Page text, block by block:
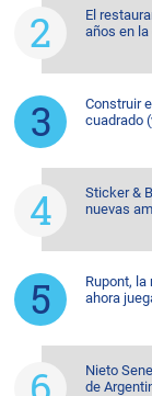
El
años en
Construir
cuadrado
Sticker &
nuevas
Rupont,
ahora
Nieto
de